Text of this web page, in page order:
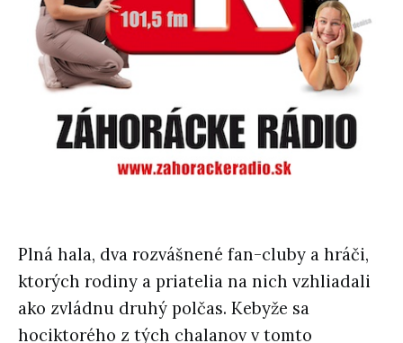
Plná hala, dva rozvášnené fan-cluby a hráči,
ktorých rodiny a priatelia na nich vzhliadali
ako zvládnu druhý polčas. Kebyže sa
hociktorého z tých chalanov v tomto